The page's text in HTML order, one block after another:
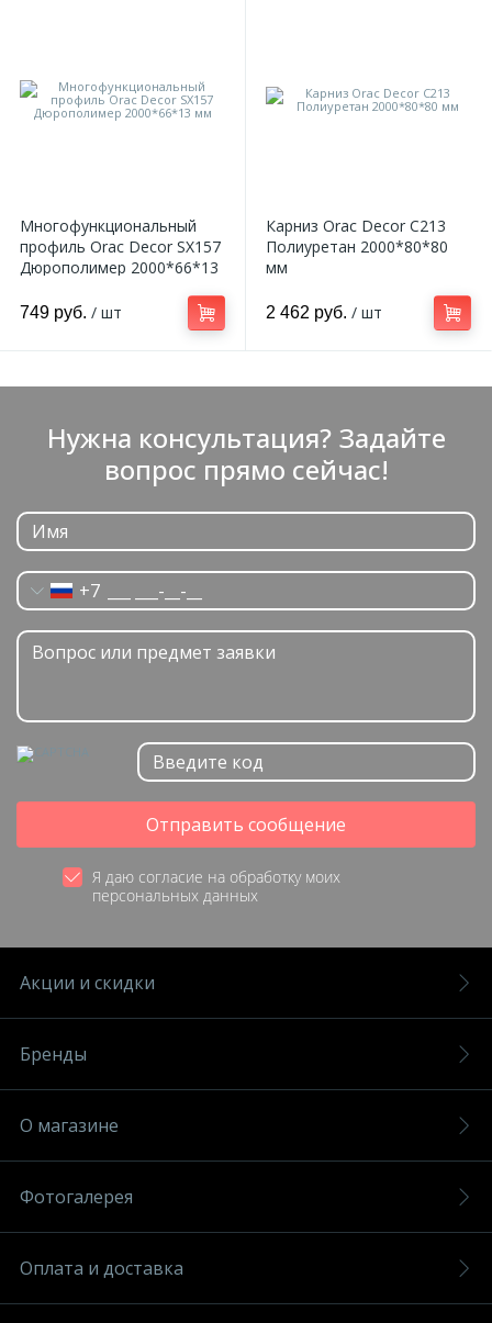
Многофункциональный
профиль Orac Decor SX157
Дюрополимер 2000*66*13
749 руб. / шт
Карниз Orac Decor C213
Полиуретан 2000*80*80
мм
2 462 руб. / шт
Нужна консультация? Задайте
вопрос прямо сейчас!
+7
Отправить сообщение
Я даю согласие на обработку моих
персональных данных
Акции и скидки
Бренды
О магазине
Фотогалерея
Оплата и доставка